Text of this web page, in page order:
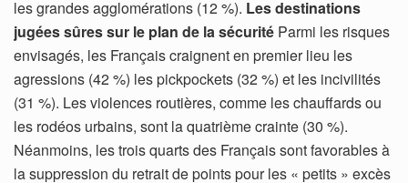
les grandes agglomérations (12 %). Les destinations
jugées sûres sur le plan de la sécurité Parmi les risques
envisagés, les Français craignent en premier lieu les
agressions (42 %) les pickpockets (32 %) et les incivilités
(31 %). Les violences routières, comme les chauffards ou
les rodéos urbains, sont la quatrième crainte (30 %).
Néanmoins, les trois quarts des Français sont favorables à
la suppression du retrait de points pour les « petits » excès